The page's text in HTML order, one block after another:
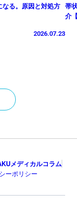
る。原因と対処方
2026.07.23
帯
介
メディカルコラム
ーポリシー